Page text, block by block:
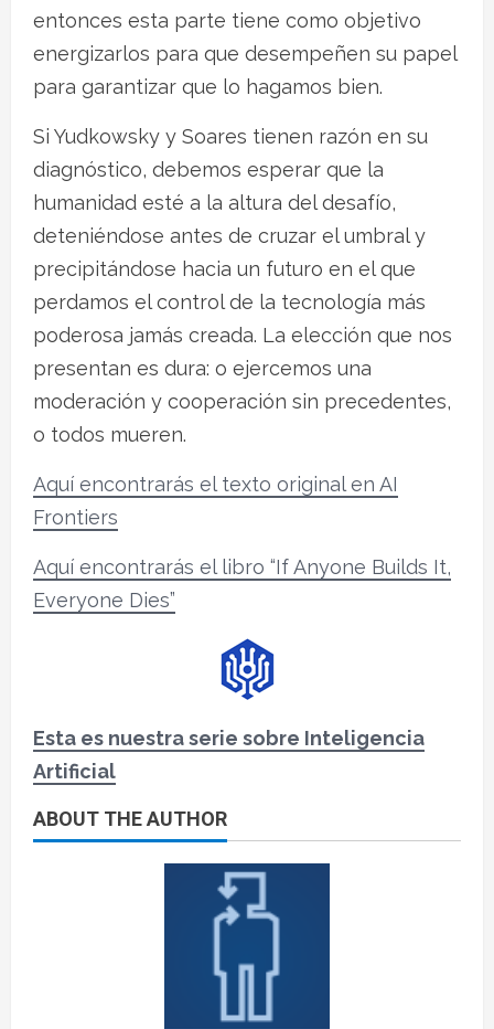
entonces esta parte tiene como objetivo
energizarlos para que desempeñen su papel
para garantizar que lo hagamos bien.
Si Yudkowsky y Soares tienen razón en su
diagnóstico, debemos esperar que la
humanidad esté a la altura del desafío,
deteniéndose antes de cruzar el umbral y
precipitándose hacia un futuro en el que
perdamos el control de la tecnología más
poderosa jamás creada. La elección que nos
presentan es dura: o ejercemos una
moderación y cooperación sin precedentes,
o todos mueren.
Aquí encontrarás el texto original en AI
Frontiers
Aquí encontrarás el libro “If Anyone Builds It,
Everyone Dies”
Esta es nuestra serie sobre Inteligencia
Artificial
ABOUT THE AUTHOR